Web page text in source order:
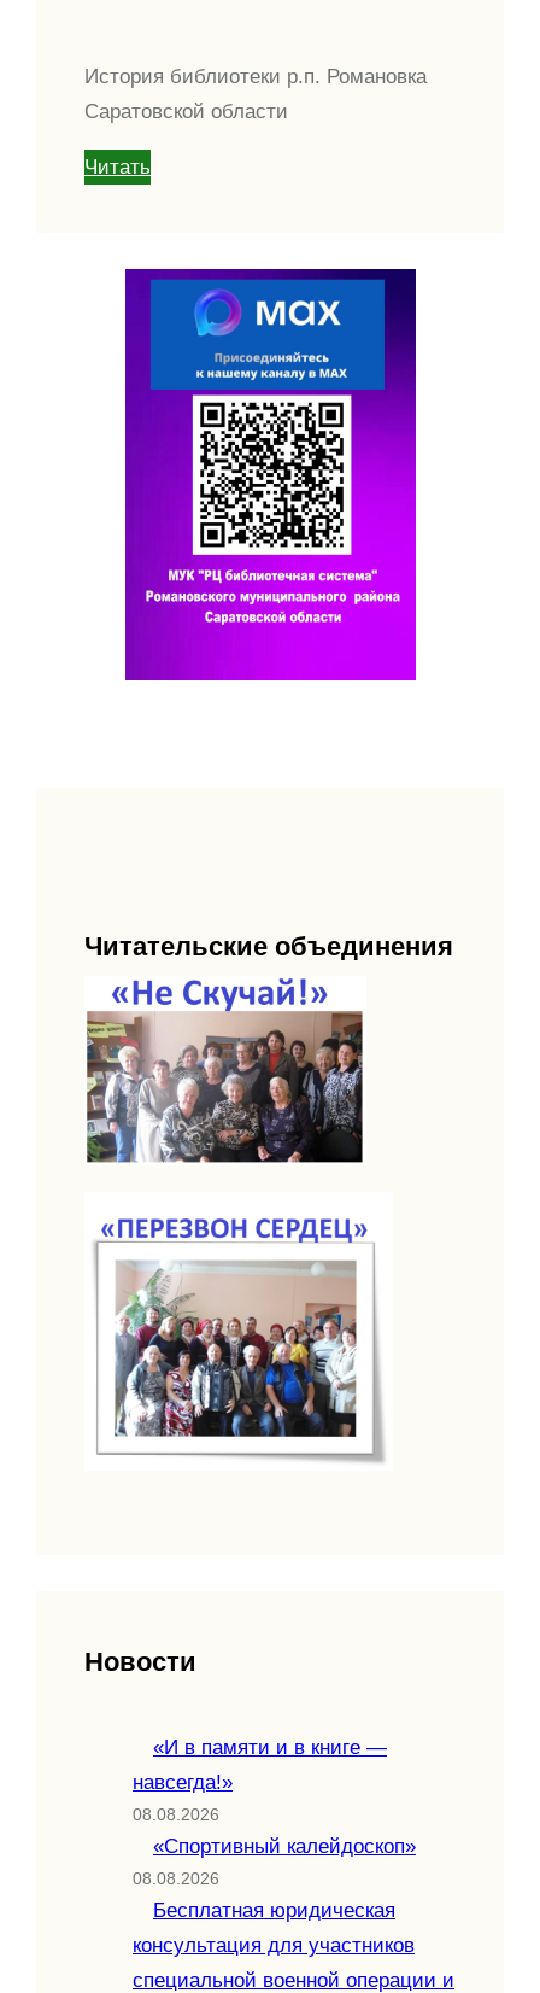
История библиотеки р.п. Романовка
Саратовской области
Читать
Читательские объединения
Новости
«И в памяти и в книге —
навсегда!»
08.08.2026
«Спортивный калейдоскоп»
08.08.2026
Бесплатная юридическая
консультация для участников
специальной военной операции и